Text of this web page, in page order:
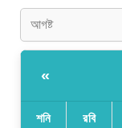
«
শনি রবি